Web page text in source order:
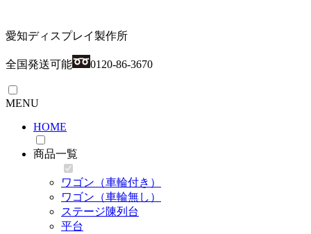
愛知ディスプレイ製作所
全国発送可能 0120-86-3670
MENU
HOME
商品一覧
ワゴン（車輪付き）
ワゴン（車輪無し）
ステージ陳列台
平台